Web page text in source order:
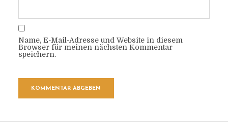
Name, E-Mail-Adresse und Website in diesem
Browser für meinen nächsten Kommentar
speichern.